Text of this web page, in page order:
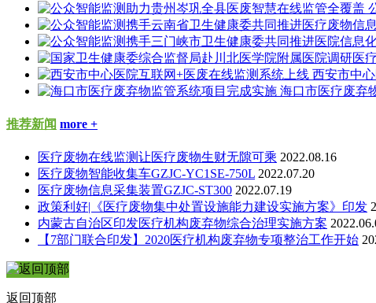
西安市中
海口市医疗废弃
推荐新闻 more +
医疗废物在线监测让医疗废物生财无隙可乘 2022.08.16
医疗废物智能收集车GZJC-YC1SE-750L 2022.07.20
医疗废物信息采集装置GZJC-ST300 2022.07.19
政策利好|《医疗废物集中处置设施能力建设实施方案》印发
内蒙古自治区印发医疗机构废弃物综合治理实施方案
【7部门联合印发】2020医疗机构废弃物专项整治工作开始
返回顶部